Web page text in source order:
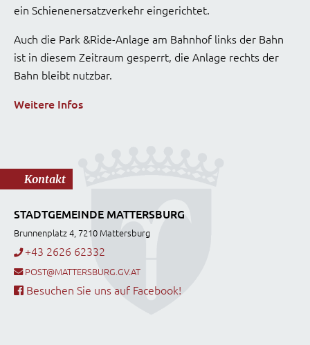
ein Schienenersatzverkehr eingerichtet.
Auch die Park &Ride-Anlage am Bahnhof links der Bahn
ist in diesem Zeitraum gesperrt, die Anlage rechts der
Bahn bleibt nutzbar.
Weitere Infos
Kontakt
STADTGEMEINDE MATTERSBURG
Brunnenplatz 4, 7210 Mattersburg
+43 2626 62332
POST@MATTERSBURG.GV.AT
Besuchen Sie uns auf Facebook!